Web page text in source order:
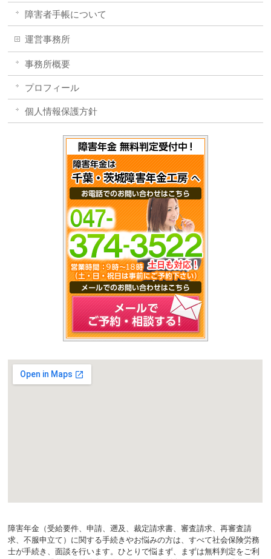
障害者手帳について
運営事務所
事務所概要
プロフィール
個人情報保護方針
障害年金（受給要件、申請、遡及、裁定請求書、審査請求、再審査請
求、不服申立て）に関する手続きやお悩みの方は、すべて社会保険労務
士が手続き、面談を行います。ひとりで悩まず、まずは無料判定をご利